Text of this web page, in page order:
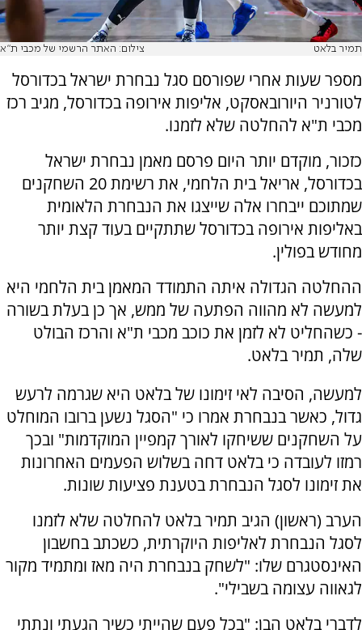
תמיר בלאט צילום: האתר הרשמי של מכבי ת"א
מספר שעות אחרי שפורסם סגל נבחרת ישראל בכדורסל
לטורניר היורובאסקט, אליפות אירופה בכדורסל, מגיב רכז
מכבי ת"א להחלטה שלא לזמנו.
כזכור, מוקדם יותר היום פרסם מאמן נבחרת ישראל
בכדורסל, אריאל בית הלחמי, את רשימת 20 השחקנים
שמתוכם ייבחרו אלה שייצגו את הנבחרת הלאומית
באליפות אירופה בכדורסל שתתקיים בעוד קצת יותר
מחודש בפולין.
ההחלטה הגדולה איתה התמודד המאמן בית הלחמי היא
למעשה לא מהווה הפתעה של ממש, אך כן בעלת בשורה
- כשהחליט לא לזמן את כוכב מכבי ת"א והרכז הבולט
שלה, תמיר בלאט.
למעשה, הסיבה לאי זימונו של בלאט היא שגרמה לרעש
גדול, כאשר בנבחרת אמרו כי "הסגל נשען ברובו המוחלט
על השחקנים ששיחקו לאורך קמפיין המוקדמות" ובכך
רמזו לעובדה כי בלאט דחה בשלוש הפעמים האחרונות
את זימונו לסגל הנבחרת בטענת פציעות שונות.
הערב (ראשון) הגיב תמיר בלאט להחלטה שלא לזמנו
לסגל הנבחרת לאליפות היוקרתית, כשכתב בחשבון
האינסטגרם שלו: "לשחק בנבחרת היה מאז ומתמיד מקור
לגאווה עצומה בשבילי".
לדברי בלאט הבן: "בכל פעם שהייתי כשיר הגעתי ונתתי